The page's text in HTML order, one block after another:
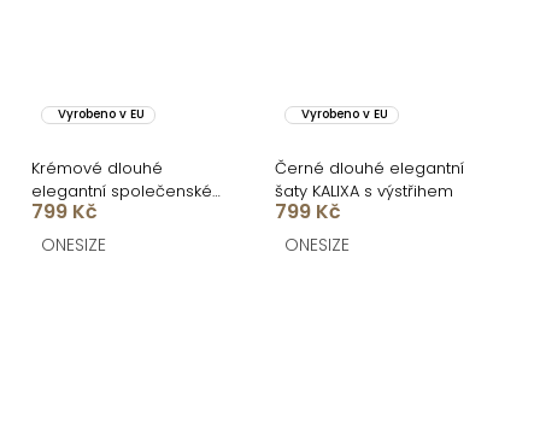
Vyrobeno v EU
Krémové dlouhé
elegantní společenské
šaty KALIXA s výstřihem
799 Kč
ONESIZE
Vyrobeno v EU
Černé dlouhé elegantní
šaty KALIXA s výstřihem
799 Kč
ONESIZE